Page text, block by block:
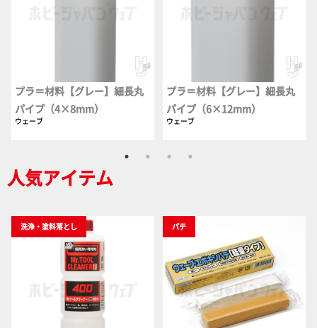
プラ＝材料【グレー】細長丸
パイプ（4×8mm）
ウェーブ
プラ＝材料【グレー】細長丸
パイプ（6×12mm）
ウェーブ
人気アイテム
洗浄・塗料落とし パテ